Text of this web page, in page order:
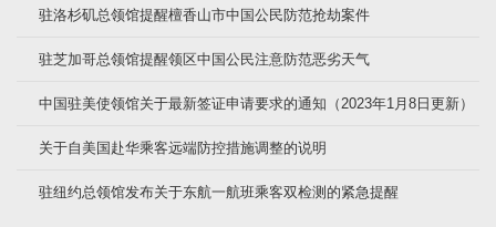
驻洛杉矶总领馆提醒檀香山市中国公民防范抢劫案件
驻芝加哥总领馆提醒领区中国公民注意防范恶劣天气
中国驻美使领馆关于最新签证申请要求的通知（2023年1月8日更新）
关于自美国赴华乘客远端防控措施调整的说明
驻纽约总领馆发布关于东航一航班乘客双检测的紧急提醒